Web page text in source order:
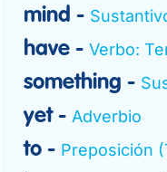
mind
have Verbo:
something
yet Adverbio
to Preposición